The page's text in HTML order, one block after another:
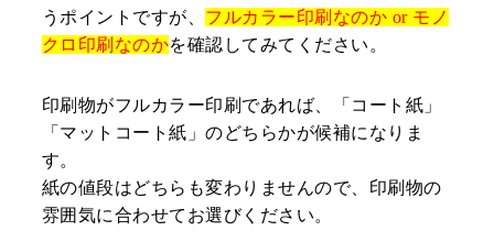
うポイントですが、 フルカラー印刷なのか or モノ
クロ印刷なのかを確認してみてください。
印刷物がフルカラー印刷であれば、「コート紙」
「マットコート紙」のどちらかが候補になりま
す。
紙の値段はどちらも変わりませんので、印刷物の
雰囲気に合わせてお選びください。